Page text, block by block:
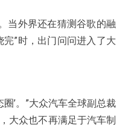
当外界还在猜测谷歌的融
”时，出门问问进入了大
’。”大众汽车全球副总裁
大众也不再满足于汽车制